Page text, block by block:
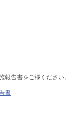
告書をご欄ください。
書